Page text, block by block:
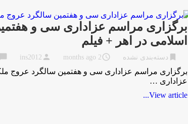
برگزاری مراسم عزاداری سی و
اسلامی در اهر + فیلم
دسته‌بندی نشده access_time
2 months ago
person
ins2012
chat_bubble
برگزاری مراسم عزاداری سی و هفتمین سالگرد عروج
عزاداری …
View article...